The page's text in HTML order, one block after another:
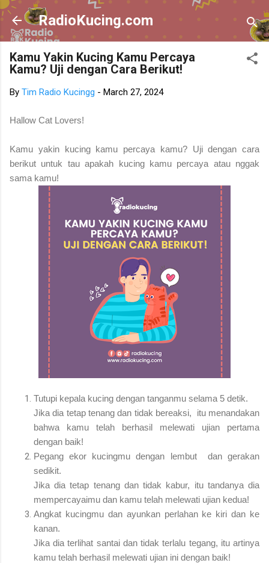
Skip to main content
RadioKucing.com
Kamu Yakin Kucing Kamu Percaya
Kamu? Uji dengan Cara Berikut!
By Tim Radio Kucingg - March 27, 2024
Hallow Cat Lovers!
Kamu yakin kucing kamu percaya kamu? Uji dengan cara
berikut untuk tau apakah kucing kamu percaya atau nggak
sama kamu!
Tutupi kepala kucing dengan tanganmu selama 5 detik.
Jika dia tetap tenang dan tidak bereaksi, itu menandakan
bahwa kamu telah berhasil melewati ujian pertama
dengan baik!
Pegang ekor kucingmu dengan lembut dan gerakan
sedikit.
Jika dia tetap tenang dan tidak kabur, itu tandanya dia
mempercayaimu dan kamu telah melewati ujian kedua!
Angkat kucingmu dan ayunkan perlahan ke kiri dan ke
kanan.
Jika dia terlihat santai dan tidak terlalu tegang, itu artinya
kamu telah berhasil melewati ujian ini dengan baik!